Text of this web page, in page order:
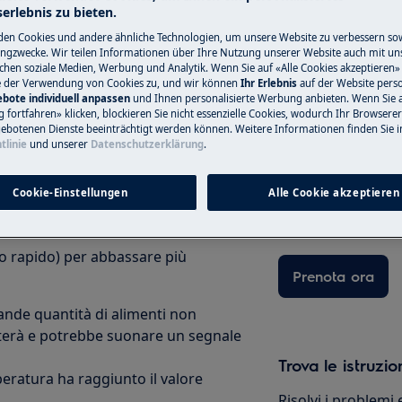
qualsiasi.
l'apparecchio raggiunga la
rapido) per abbassare più
quantità di alimenti non
e potrebbe suonare un segnale
ha raggiunto il valore
Prenotare un
Hai un
non puoi
appuntamento
dell'assistenza
Prenota ora
Trova le
zu bieten.
Cookies und andere ähnliche Technologien, um unsere Website zu verbessern
Wir teilen Informationen über Ihre Nutzung unserer Website auch mit
soziale Medien, Werbung und Analytik. Wenn Sie auf «Alle Cookies
der Verwendung von Cookies zu, und wir können Ihr Erlebnis auf der Website
individuell anpassen und Ihnen personalisierte Werbung anbieten. Wenn Sie
fortfahren» klicken, blockieren Sie nicht essenzielle Cookies, wodurch Ihr
Dienste beeinträchtigt werden können. Weitere Informationen finden Sie
und unserer Datenschutzerklärung.
Cookie-Einstellungen Alle Cookie akzeptieren